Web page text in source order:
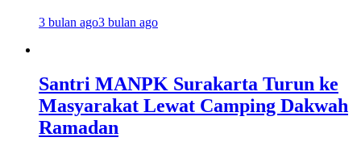
3 bulan ago3 bulan ago
Santri MANPK Surakarta Turun ke
Masyarakat Lewat Camping Dakwah
Ramadan